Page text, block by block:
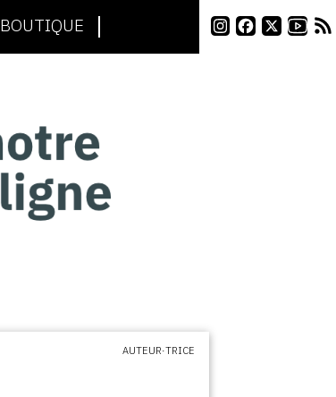
BOUTIQUE
AUTEUR·TRICE